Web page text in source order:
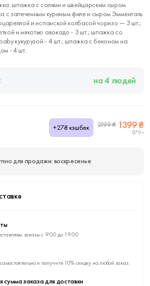
шпажка с салями и швейцарским сыром
с запеченным куриным филе и сыром Эмменталь
и испанской колбасой чоризо — 3 шт.;
и мякотью авокадо - 3 шт.; шпажка со
кукурузой - 4 шт.; шпажка с беконом на
- 4 шт.
на 4 людей
+27₴ кэшбек 2199 ₴ 1399 ₴
879 г
для продажи: воскресенье
заказы с 9:00 до 19:00
и получите 10% скидку на любой заказ.
сумма заказа для доставки